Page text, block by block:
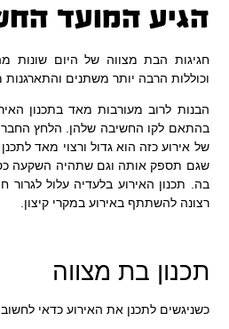
הגיע המועד
חגיגות הבת מצווה של היום שונות
וכוללות הרבה יותר משתנים
הבנות לרוב מעורבות מאד בתכנון
בהתאם לקו החשיבה שלהן. הלחץ
של אירוע כזה הוא גדול ורצוי מאד
שגם תספק אותה וגם שתהיה השקעה
בה. תכנון האירוע בלעדיה עלול לגרור
רצונה להשתתף באירוע במקרי קיצון.
תכנון בת מצווה
כשניגשים לתכנן את האירוע כדאי